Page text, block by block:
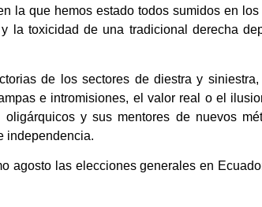
la que hemos estado todos sumidos en los
la toxicidad de una tradicional derecha
de los sectores de diestra y
e intromisiones, el valor real o el
y sus mentores de nuevos
independencia.
agosto las elecciones generales en